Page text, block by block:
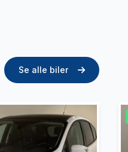
Se alle biler